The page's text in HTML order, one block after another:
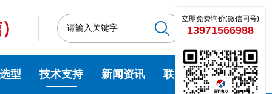
型 技术支持 新闻资讯 联系我们
立即免费询价(微信同号)
13971566988